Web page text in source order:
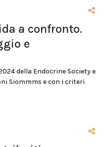
a confronto.
e
della Endocrine Society e
Siommms e con i criteri